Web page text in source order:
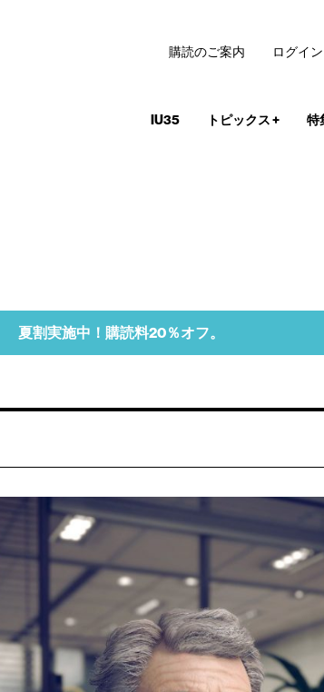
IU35 トピックス+ 特
購読のご案内 ログイン
夏割実施中！購読料20％オフ。